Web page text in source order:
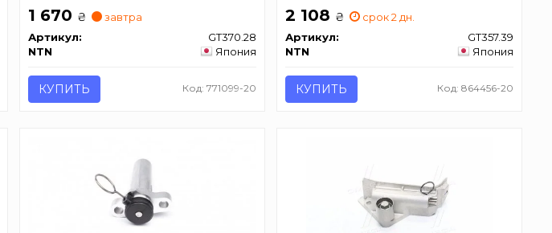
1 670 ₴
завтра
Артикул:
GT370.28
NTN
Япония
КУПИТЬ Код: 771099-20
2 108 ₴
срок 2 дн.
Артикул:
GT357.39
NTN
Япония
КУПИТЬ Код: 864456-20